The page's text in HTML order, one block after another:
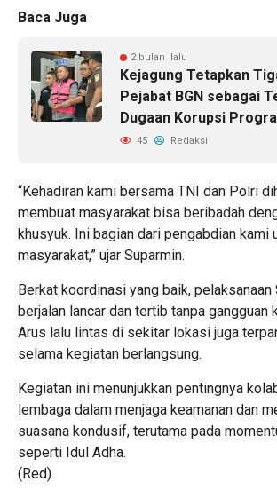
Baca Juga
2 bulan lalu
Kejagung Tetapkan
Pejabat BGN sebagai
Dugaan Korupsi
45 Redaksi
“Kehadiran kami bersama TNI dan Polri
membuat masyarakat bisa beribadah
khusyuk. Ini bagian dari pengabdian kami
masyarakat,” ujar Suparmin.
Berkat koordinasi yang baik, pelaksanaan
berjalan lancar dan tertib tanpa gangguan
Arus lalu lintas di sekitar lokasi juga
selama kegiatan berlangsung.
Kegiatan ini menunjukkan pentingnya
lembaga dalam menjaga keamanan dan
suasana kondusif, terutama pada
seperti Idul Adha.
(Red)